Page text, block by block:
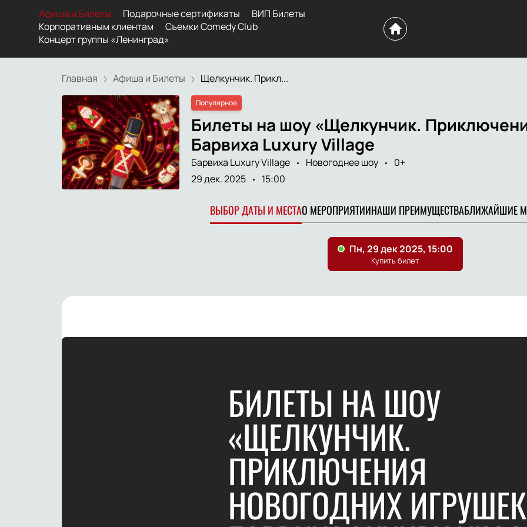
Афиша и Билеты Подарочные сертификаты
ВИП Билеты
Корпоративным клиентам
Съемки Comedy Club
Концерт группы «Ленинград»
Главная Афиша и Билеты Щелкунчик. Прикл...
Популярное
Билеты на шоу «Щелкунчик.
Барвиха Luxury Village
Барвиха Luxury Village Новогоднее шоу
0+
29 дек. 2025
15:00
ВЫБОР ДАТЫ И МЕСТАО МЕРОПРИЯТИИНАШИ ПРЕИМУЩЕСТВАБЛИЖАЙШИЕ
БИЛЕТЫ НА ШОУ
«ЩЕЛКУНЧИК.
ПРИКЛЮЧЕНИЯ
НОВОГОДНИХ